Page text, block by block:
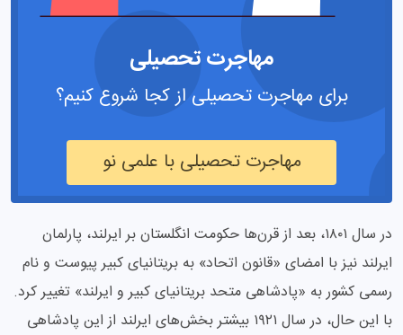
مهاجرت تحصیلی
برای مهاجرت تحصیلی از کجا شروع کنیم؟
مهاجرت تحصیلی با علمی نو
در سال ۱۸۰۱، بعد از قرن‌ها حکومت انگلستان بر ایرلند، پارلمان
ایرلند نیز با امضای «قانون اتحاد» به بریتانیای کبیر پیوست و نام
رسمی کشور به «پادشاهی متحد بریتانیای کبیر و ایرلند» تغییر کرد.
با این حال، در سال ۱۹۲۱ بیشتر بخش‌های ایرلند از این پادشاهی